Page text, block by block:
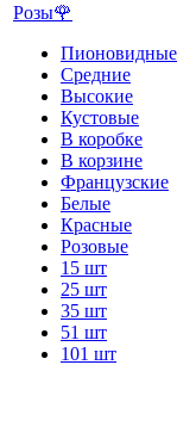
Розы🌹
Пионовидные
Средние
Высокие
Кустовые
В коробке
В корзине
Французские
Белые
Красные
Розовые
15 шт
25 шт
35 шт
51 шт
101 шт